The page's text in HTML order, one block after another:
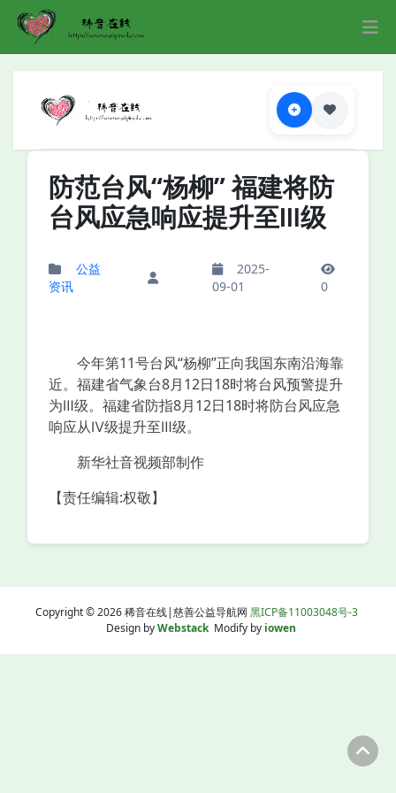
防范台风“杨柳” 福建将防
台风应急响应提升至Ⅲ级
公益
资讯
2025-
09-01
0
今年第11号台风“杨柳”正向我国东南沿海靠
近。福建省气象台8月12日18时将台风预警提升
为Ⅲ级。福建省防指8月12日18时将防台风应急
响应从Ⅳ级提升至Ⅲ级。
新华社音视频部制作
【责任编辑:权敬】
Copyright © 2026 稀音在线|慈善公益导航网 黑ICP备11003048号-3
Design byWebstackModify by iowen